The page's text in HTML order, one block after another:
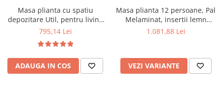
Saltele cu plasa arcuri
Saltele cu spuma
Saltele cu spuma
Saltele Latex
Scaune pentru living
Seturi comode living si vitrine
Mobila living
Comode living
Set mese plus scaune
Mobilier birou
Scaune resigilate
Scaune gradinita
Scaune conferinta
Masa plianta cu spatiu
depozitare Util, pentru living
si bucatarie, PAL, structura
persoane, 160x96x80 cm, fag
795,14 Lei
ADAUGA IN COS
Masa plianta 12 persoane, Pal
Melaminat, insertii lemn
masiv, sistem cuplare blat,
1.081,88 Lei
VEZI VARIANTE